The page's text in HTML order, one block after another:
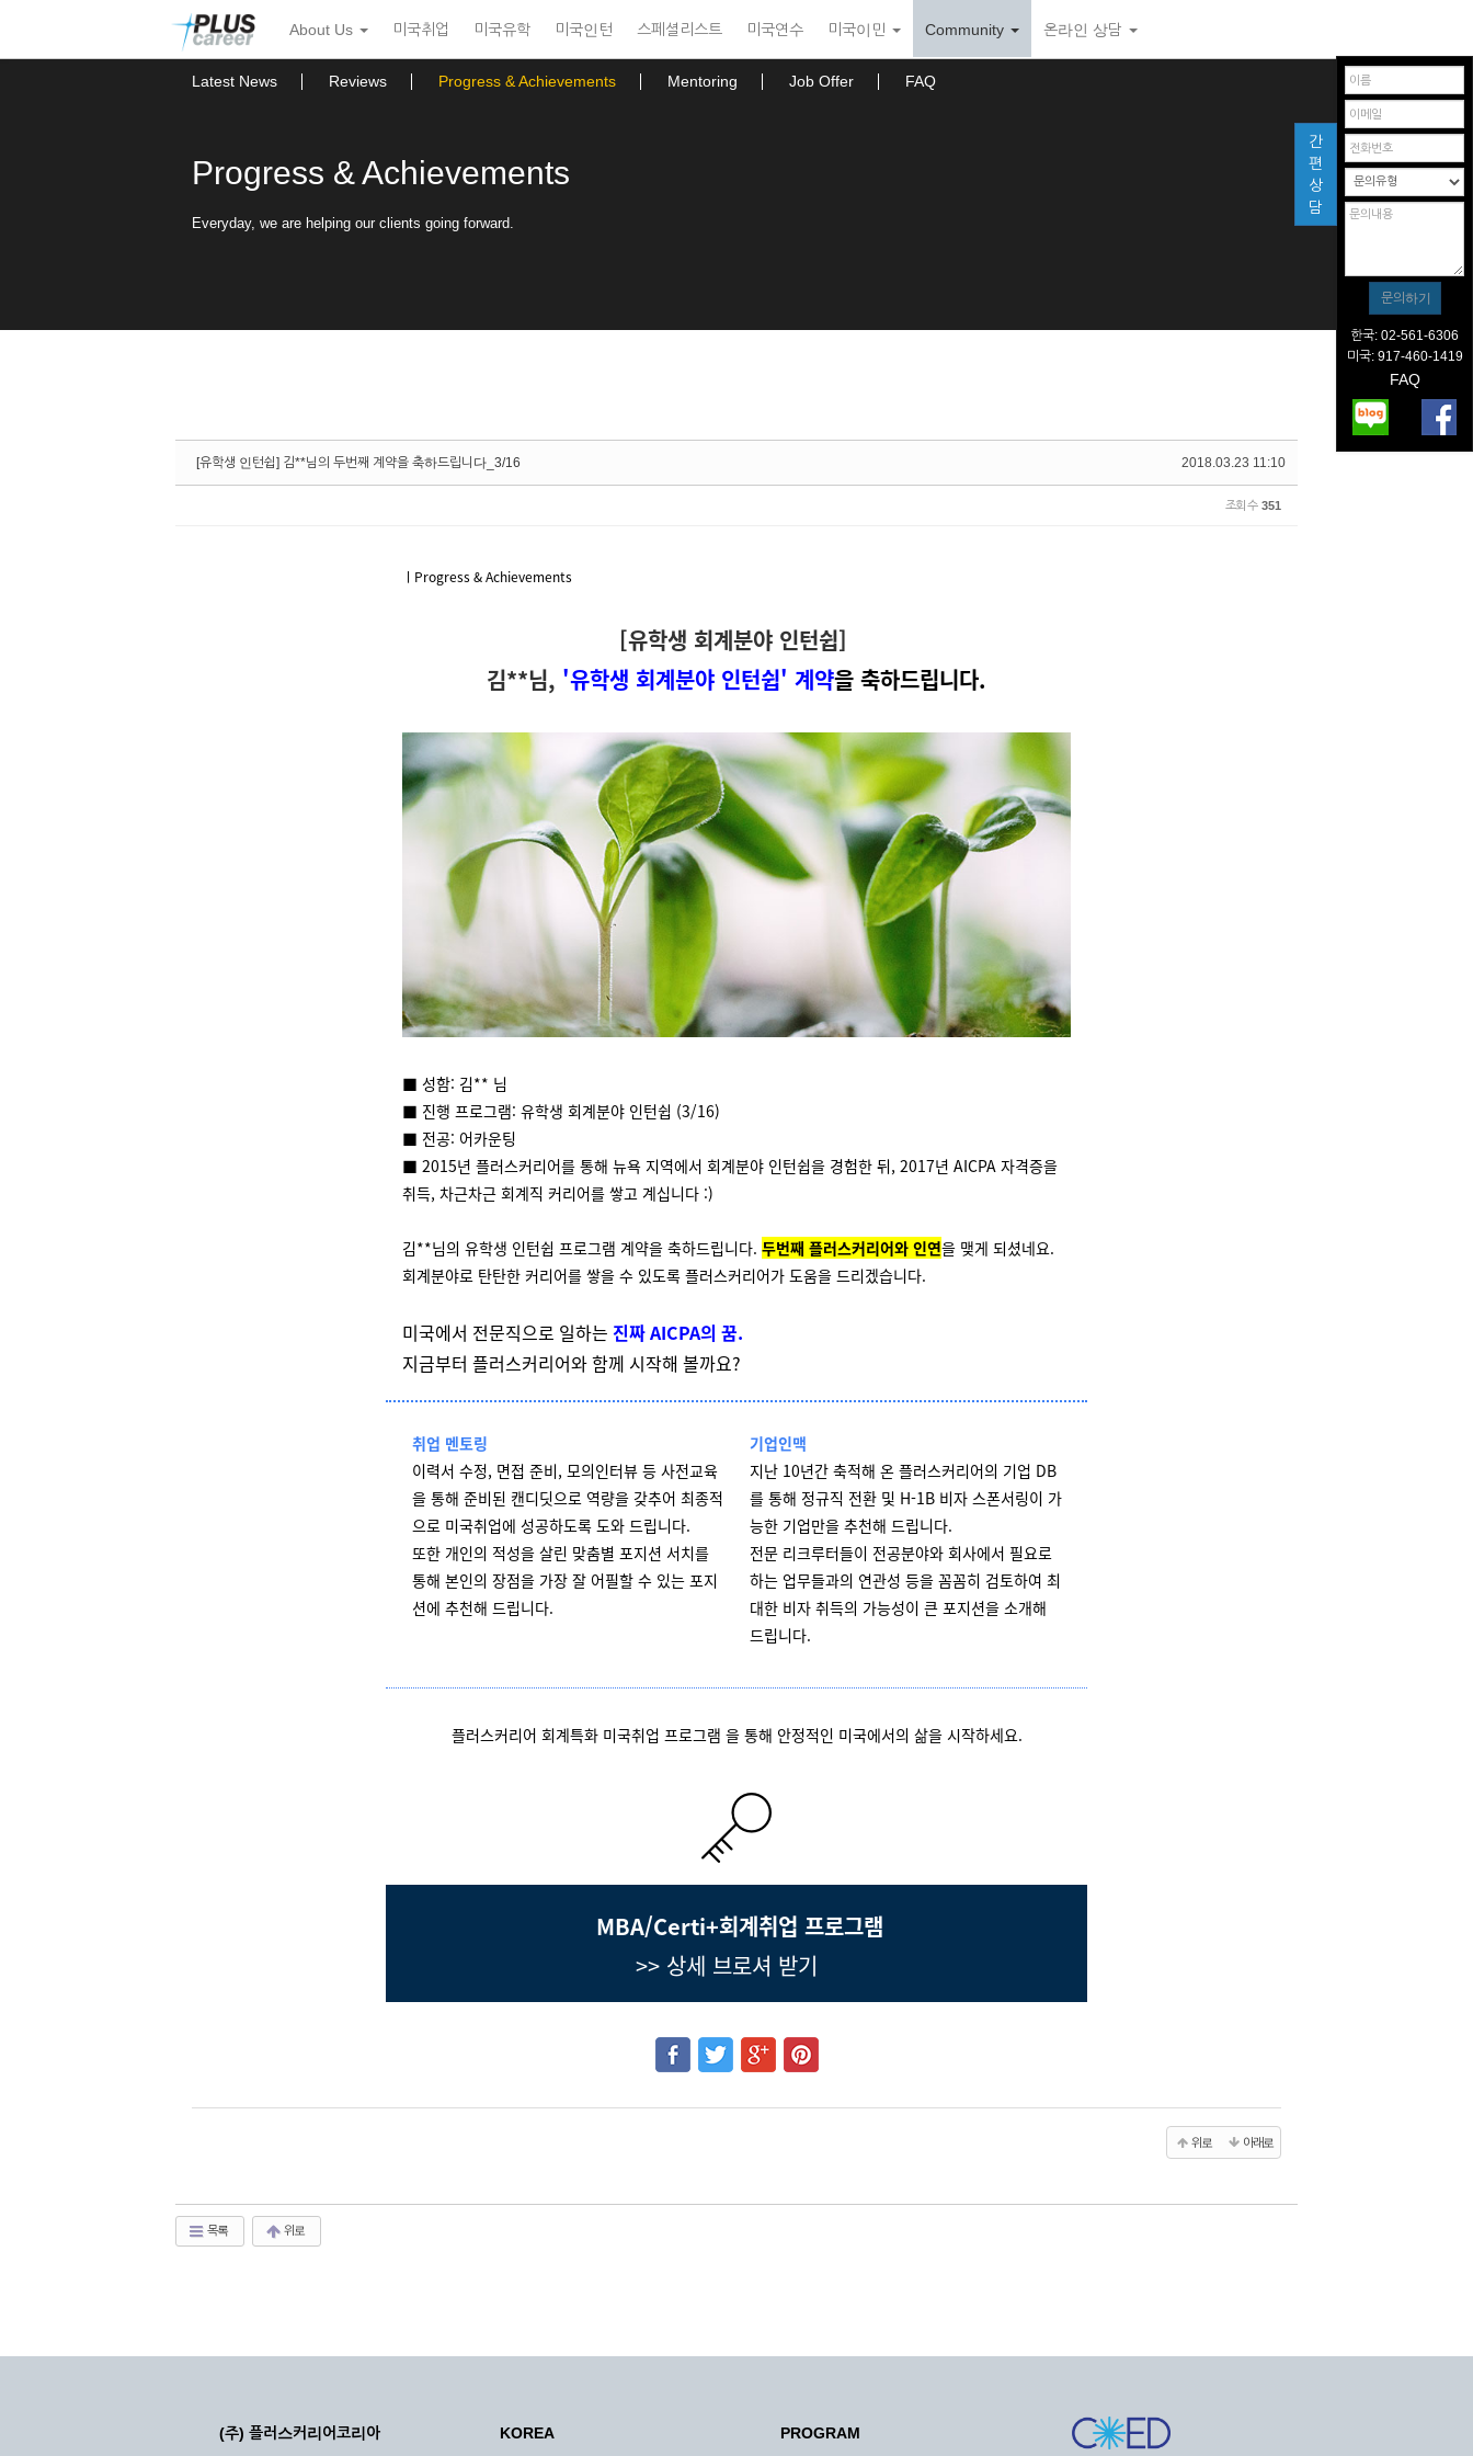
뉴
토
About Us 미국취업 미국유학 미국인턴 스페셜리스트 미국연수 미국이민 Community 온라인 상담
Latest News Reviews Progress & Achievements Mentoring Job Offer FAQ
Progress & Achievements
Everyday, we are helping our clients going forward.
2018.03.23 11:10
[유학생 인턴쉽] 김**님의 두번째 계약을 축하드립니다_3/16
조회 수 351
ㅣProgress & Achievements
[유학생 회계분야 인턴쉽]
김**님, '유학생 회계분야 인턴쉽' 계약을 축하드립니다.
■ 성함: 김** 님
■ 진행 프로그램: 유학생 회계분야 인턴쉽 (3/16)
■ 전공: 어카운팅
■ 2015년 플러스커리어를 통해 뉴욕 지역에서 회계분야 인턴쉽을 경험한 뒤, 2017년 AICPA 자격증을
취득, 차근차근 회계직 커리어를 쌓고 계십니다 :)
김**님의 유학생 인턴쉽 프로그램 계약을 축하드립니다. 두번째 플러스커리어와 인연을 맺게 되셨네요.
회계분야로 탄탄한 커리어를 쌓을 수 있도록 플러스커리어가 도움을 드리겠습니다.
미국에서 전문직으로 일하는 진짜 AICPA의 꿈.
지금부터 플러스커리어와 함께 시작해 볼까요?
취업 멘토링
이력서 수정, 면접 준비, 모의인터뷰 등 사전교육
을 통해 준비된 캔디딧으로 역량을 갖추어 최종적
으로 미국취업에 성공하도록 도와 드립니다.
또한 개인의 적성을 살린 맞춤별 포지션 서치를
통해 본인의 장점을 가장 잘 어필할 수 있는 포지
션에 추천해 드립니다.
기업인맥
지난 10년간 축적해 온 플러스커리어의 기업 DB
를 통해 정규직 전환 및 H-1B 비자 스폰서링이 가
능한 기업만을 추천해 드립니다.
전문 리크루터들이 전공분야와 회사에서 필요로
하는 업무들과의 연관성 등을 꼼꼼히 검토하여 최
대한 비자 취득의 가능성이 큰 포지션을 소개해
드립니다.
플러스커리어 회계특화 미국취업 프로그램 을 통해 안정적인 미국에서의 삶을 시작하세요.
MBA/Certi+회계취업 프로그램
>> 상세 브로셔 받기
위로 아래로
목록 위로
간
편
상
담
한국: 02-561-6306
미국: 917-460-1419
FAQ
(주) 플러스커리어코리아 KOREA PROGRAM